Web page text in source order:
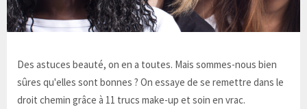
Des astuces beauté, on en a toutes. Mais sommes-nous bien
sûres qu'elles sont bonnes ? On essaye de se remettre dans le
droit chemin grâce à 11 trucs make-up et soin en vrac.